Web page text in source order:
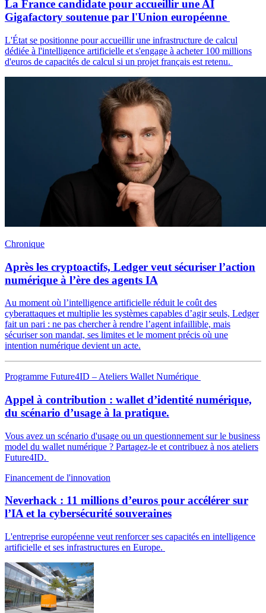
La France candidate pour accueillir une AI
Gigafactory soutenue par l'Union européenne
L'État se positionne pour accueillir une infrastructure de calcul
dédiée à l'intelligence artificielle et s'engage à acheter 100 millions
d'euros de capacités de calcul si un projet français est retenu.
Chronique
Après les cryptoactifs, Ledger veut sécuriser l’action
numérique à l’ère des agents IA
Au moment où l’intelligence artificielle réduit le coût des
cyberattaques et multiplie les systèmes capables d’agir seuls, Ledger
fait un pari : ne pas chercher à rendre l’agent infaillible, mais
sécuriser son mandat, ses limites et le moment précis où une
intention numérique devient un acte.
Programme Future4ID – Ateliers Wallet Numérique
Appel à contribution : wallet d’identité numérique,
du scénario d’usage à la pratique.
Vous avez un scénario d'usage ou un questionnement sur le business
model du wallet numérique ? Partagez-le et contribuez à nos ateliers
Future4ID.
Financement de l'innovation
Neverhack : 11 millions d’euros pour accélérer sur
l’IA et la cybersécurité souveraines
L'entreprise européenne veut renforcer ses capacités en intelligence
artificielle et ses infrastructures en Europe.